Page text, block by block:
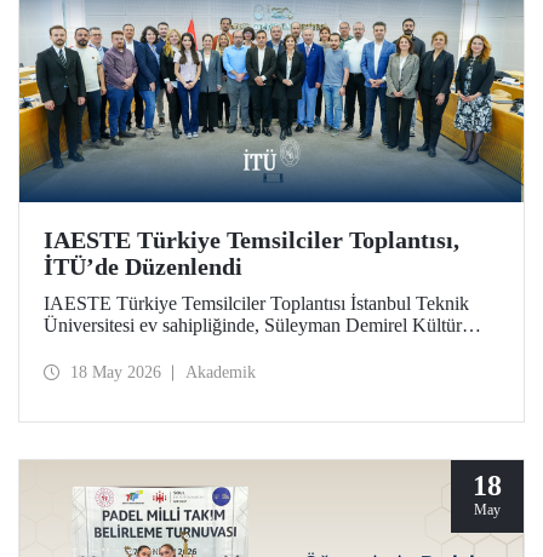
IAESTE Türkiye Temsilciler Toplantısı,
İTÜ’de Düzenlendi
IAESTE Türkiye Temsilciler Toplantısı İstanbul Teknik
Üniversitesi ev sahipliğinde, Süleyman Demirel Kültür
18 May 2026 Akademik
18
May